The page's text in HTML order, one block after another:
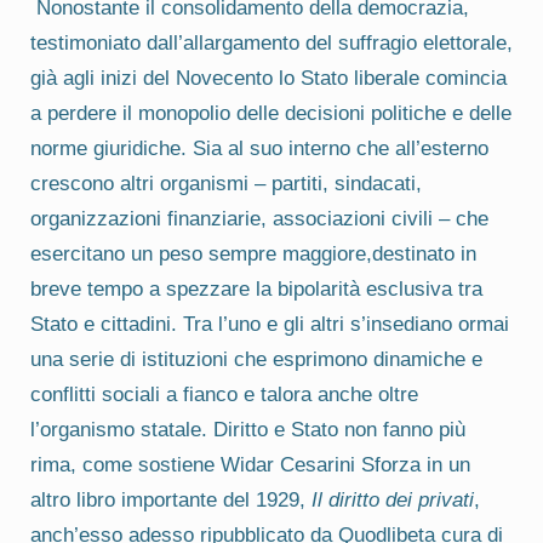
Nonostante il consolidamento della democrazia,
testimoniato dall’allargamento del suffragio elettorale,
già agli inizi del Novecento lo Stato liberale comincia
a perdere il monopolio delle decisioni politiche e delle
norme giuridiche. Sia al suo interno che all’esterno
crescono altri organismi – partiti, sindacati,
organizzazioni finanziarie, associazioni civili – che
esercitano un peso sempre maggiore,destinato in
breve tempo a spezzare la bipolarità esclusiva tra
Stato e cittadini. Tra l’uno e gli altri s’insediano ormai
una serie di istituzioni che esprimono dinamiche e
conflitti sociali a fianco e talora anche oltre
l’organismo statale. Diritto e Stato non fanno più
rima, come sostiene Widar Cesarini Sforza in un
altro libro importante del 1929, Il diritto dei privati,
anch’esso adesso ripubblicato da Quodlibeta cura di